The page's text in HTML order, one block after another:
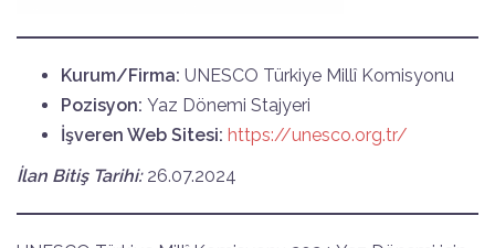
Kurum/Firma: UNESCO Türkiye Millî Komisyonu
Pozisyon: Yaz Dönemi Stajyeri
İşveren Web Sitesi: https://unesco.org.tr/
İlan Bitiş Tarihi: 26.07.2024